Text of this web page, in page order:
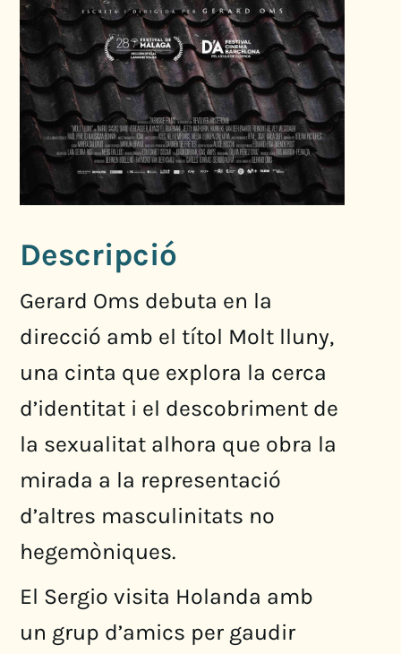
Descripció
Gerard Oms debuta en la
direcció amb el títol Molt lluny,
una cinta que explora la cerca
d’identitat i el descobriment de
la sexualitat alhora que obra la
mirada a la representació
d’altres masculinitats no
hegemòniques.
El Sergio visita Holanda amb
un grup d’amics per gaudir